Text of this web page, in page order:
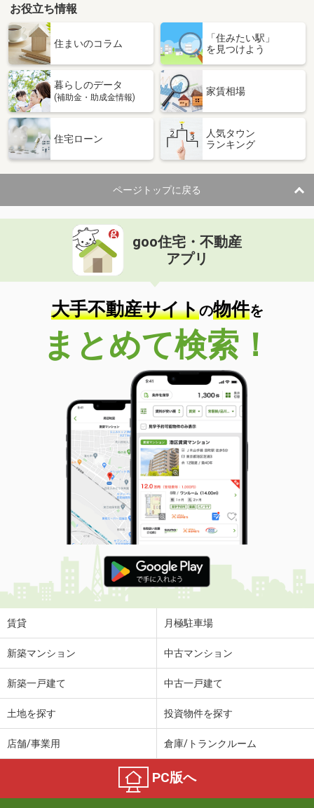
お役立ち情報
住まいのコラム
「住みたい駅」
を見つけよう
暮らしのデータ
(補助金・助成金情報)
家賃相場
住宅ローン
人気タウン
ランキング
ページトップに戻る
goo住宅・不動産
アプリ
大手不動産サイトの物件を
まとめて検索！
賃貸 月極駐車場
新築マンション 中古マンション
新築一戸建て 中古一戸建て
土地を探す 投資物件を探す
店舗/事業用 倉庫/トランクルーム
PC版へ